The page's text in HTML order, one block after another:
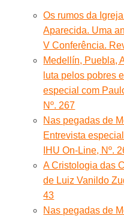
Os rumos da
Aparecida. Uma
V Conferência.
Medellín, Puebla,
luta pelos pobres
especial com
Nº. 267
Nas pegadas de
Entrevista
IHU On-Line, Nº.
A Cristologia das
de Luiz Vanildo
43
Nas pegadas de